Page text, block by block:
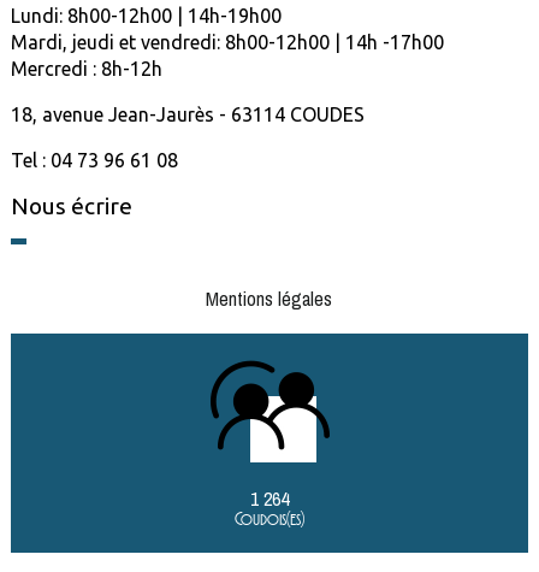
Lundi: 8h00-12h00 | 14h-19h00
Mardi, jeudi et vendredi: 8h00-12h00 | 14h -17h00
Mercredi : 8h-12h
18, avenue Jean-Jaurès - 63114 COUDES
Tel : 04 73 96 61 08
Nous écrire
Mentions légales
1 264
Coudois(es)